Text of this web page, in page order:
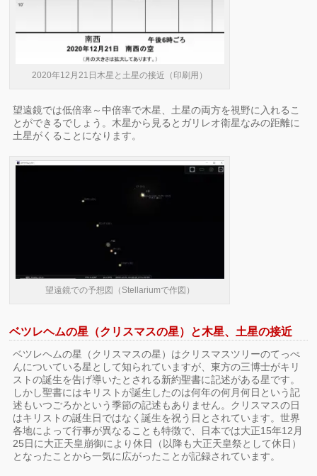
2020年12月21日木星と土星の接近（印刷用）
望遠鏡では低倍率～中倍率で木星、土星の両方を視野に入れるこ
とができるでしょう。木星から見るとガリレオ衛星なみの距離に
土星がくることになります。
望遠鏡での予想図（Stellariumで作図）
ベツレヘムの星（クリスマスの星）と木星、土星の接近
ベツレヘムの星（クリスマスの星）はクリスマスツリーのてっぺ
んについている星として知られていますが、東方の三博士がキリ
ストの誕生を告げ導いたとされる新約聖書に記述がある星です。
しかし聖書にはキリストが誕生したのは何年の何月何日という記
述もいつごろかという季節の記述もありません。クリスマスの日
はキリストの誕生日ではなく誕生を祝う日とされています。世界
各地によって行事が異なることも特徴で、日本では大正15年12月
25日に大正天皇崩御により休日（以降も大正天皇祭として休日）
となったことから一気に広がったことが記録されています。